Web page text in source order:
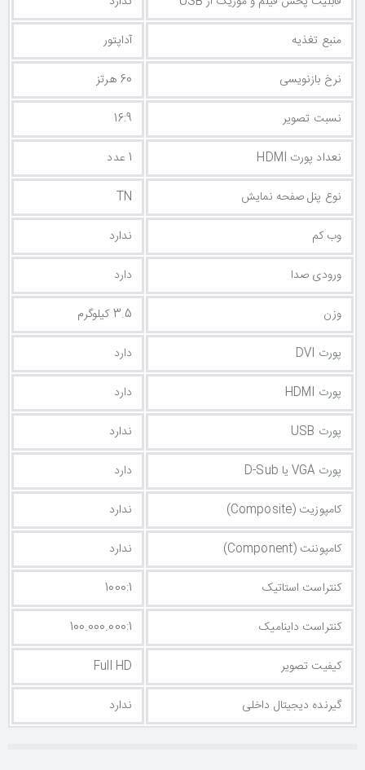
منبع تغذیه
آداپتور
نرخ بازنویسی
60 هرتز
نسبت تصویر
16:9
نعداد پورت HDMI
1 عدد
نوع پنل صفحه نمایش
TN
وب کم
ندارد
ورودی صدا
دارد
وزن
3.5 کیلوگرم
پورت DVI
دارد
پورت HDMI
دارد
پورت USB
ندارد
پورت VGA یا D-Sub
دارد
کامپوزیت (Composite)
ندارد
کامپوننت (Component)
ندارد
کنتراست استاتیک
1000:1
کنتراست داینامیک
100.000.000:1
کیفیت تصویر
Full HD
گیرنده دیجیتال داخلی
ندارد